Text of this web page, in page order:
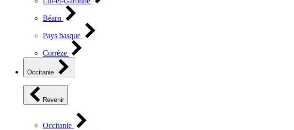
Béarn
Pays basque
Corrèze
Occitanie
Revenir
Occitanie